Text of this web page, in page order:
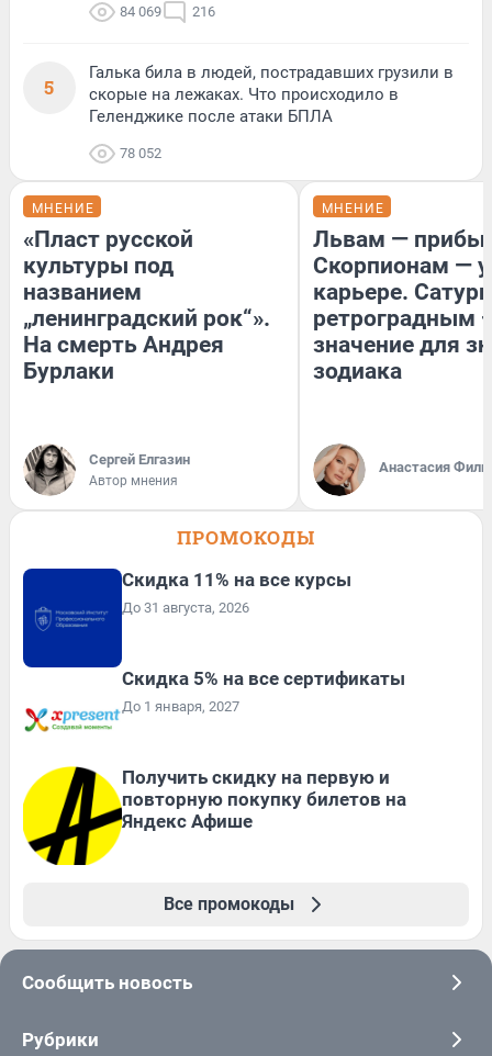
84 069 216
5
Галька била в людей, пострадавших грузили в
скорые на лежаках. Что происходило в
Геленджике после атаки БПЛА
78 052
МНЕНИЕ
«Пласт русской
культуры под
названием
„ленинградский рок“».
На смерть Андрея
Бурлаки
Сергей Елгазин
Автор мнения
МНЕНИЕ
Львам —
Скорпионам —
карьере.
ретроградным
значение для
зодиака
Анастасия
ПРОМОКОДЫ
Скидка 11% на все курсы
До 31 августа, 2026
Скидка 5% на все сертификаты
До 1 января, 2027
Получить скидку на первую и
повторную покупку билетов на
Яндекс Афише
Все промокоды
Сообщить новость
Рубрики